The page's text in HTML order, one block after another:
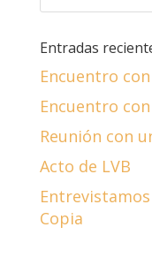
Entradas
Encuentro
Encuentro
Reunión con
Acto de LVB
Copia